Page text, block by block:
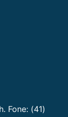
Fone: (41)